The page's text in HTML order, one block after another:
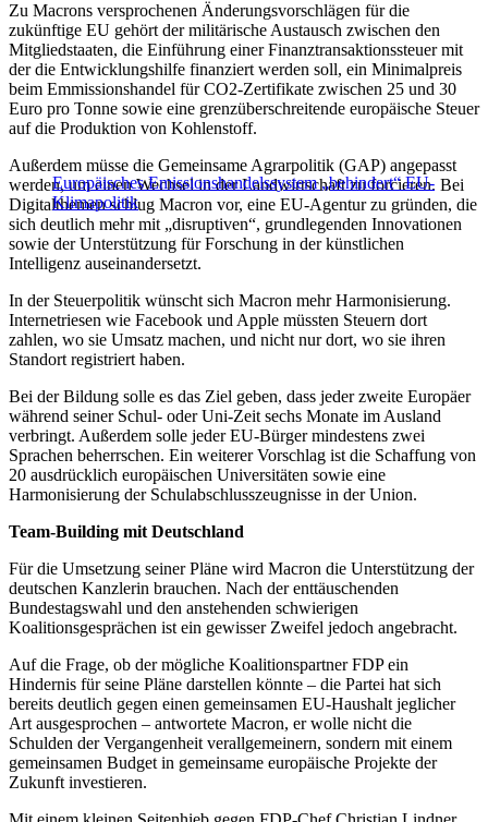
Zu Macrons versprochenen Änderungsvorschlägen für die
zukünftige EU gehört der militärische Austausch zwischen den
Mitgliedstaaten, die Einführung einer Finanztransaktionssteuer mit
der die Entwicklungshilfe finanziert werden soll, ein Minimalpreis
beim Emmissionshandel für CO2-Zertifikate zwischen 25 und 30
Euro pro Tonne sowie eine grenzüberschreitende europäische Steuer
auf die Produktion von Kohlenstoff.
Europäisches Emissionshandelssystem „behindert“ EU-
Klimapolitik
Außerdem müsse die Gemeinsame Agrarpolitik (GAP) angepasst
werden, um einen Wechsel in der Landwirtschaft zu forcieren. Bei
Digitalthemen schlug Macron vor, eine EU-Agentur zu gründen, die
sich deutlich mehr mit „disruptiven“, grundlegenden Innovationen
sowie der Unterstützung für Forschung in der künstlichen
Intelligenz auseinandersetzt.
In der Steuerpolitik wünscht sich Macron mehr Harmonisierung.
Internetriesen wie Facebook und Apple müssten Steuern dort
zahlen, wo sie Umsatz machen, und nicht nur dort, wo sie ihren
Standort registriert haben.
Bei der Bildung solle es das Ziel geben, dass jeder zweite Europäer
während seiner Schul- oder Uni-Zeit sechs Monate im Ausland
verbringt. Außerdem solle jeder EU-Bürger mindestens zwei
Sprachen beherrschen. Ein weiterer Vorschlag ist die Schaffung von
20 ausdrücklich europäischen Universitäten sowie eine
Harmonisierung der Schulabschlusszeugnisse in der Union.
Team-Building mit Deutschland
Für die Umsetzung seiner Pläne wird Macron die Unterstützung der
deutschen Kanzlerin brauchen. Nach der enttäuschenden
Bundestagswahl und den anstehenden schwierigen
Koalitionsgesprächen ist ein gewisser Zweifel jedoch angebracht.
Auf die Frage, ob der mögliche Koalitionspartner FDP ein
Hindernis für seine Pläne darstellen könnte – die Partei hat sich
bereits deutlich gegen einen gemeinsamen EU-Haushalt jeglicher
Art ausgesprochen – antwortete Macron, er wolle nicht die
Schulden der Vergangenheit verallgemeinern, sondern mit einem
gemeinsamen Budget in gemeinsame europäische Projekte der
Zukunft investieren.